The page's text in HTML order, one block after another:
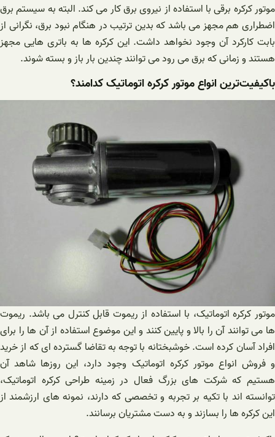
موتور کرکره برقی با استفاده از نیروی برق کار می کند. البته به سیستم برق
اضطراری هم مجهز می باشد که بدین ترتیب در هنگام نبود برق، نگرانی از
بابت کارکرد آن وجود نخواهد داشت. این کرکره ها به باتری هایی مجهز
هستند و زمانی که برق می رود می توانند چندین بار باز و بسته شوند.
باکیفیت‌ترین انواع موتور کرکره اتوماتیک کدامند؟
موتور کرکره اتوماتیک، با استفاده از ریموت قابل کنترل می باشد. ریموت
ها می توانند آن را بالا و پایین کنند و این موضوع استفاده از آن ها را برای
افراد آسان کرده است. خوشبختانه با توجه به تقاضا گسترده ای که از خرید
و فروش انواع موتور کرکره اتوماتیک وجود دارد، این روزها شاهد آن
هستیم که شرکت های بزرگ فعال در زمینه طراحی کرکره اتوماتیک،
توانسته اند با تکیه بر تجربه و تخصصی که دارند، نمونه های ارزشمند از
این کرکره ها را بسازند و به دست مشتریان برسانند.